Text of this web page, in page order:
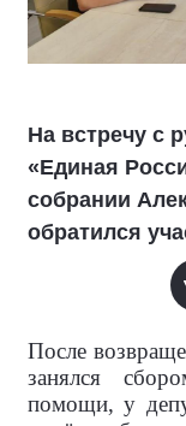
На встречу с
«Единая
собрании
обратился
После
занялся
помощи, у